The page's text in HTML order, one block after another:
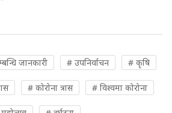
जानकारी # उपनिर्वाचन # कृषि
# कोरोना त्रास # विश्वमा कोरोना